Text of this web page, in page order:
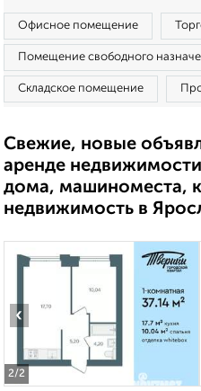
Офисное помещение
Помещение свободного
Складское помещение
Свежие, новые
аренде
дома, машиноместа,
недвижимость в
2/2
‹